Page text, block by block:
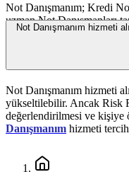
Not Danışmanım; Kredi
uzman Not Danışmanları
incelenerek size özel
Not Danışmanım hizmeti
Not Danışmanım hizmeti
yükseltilebilir. Ancak Risk
değerlendirilmesi ve kişiye
Danışmanım hizmeti